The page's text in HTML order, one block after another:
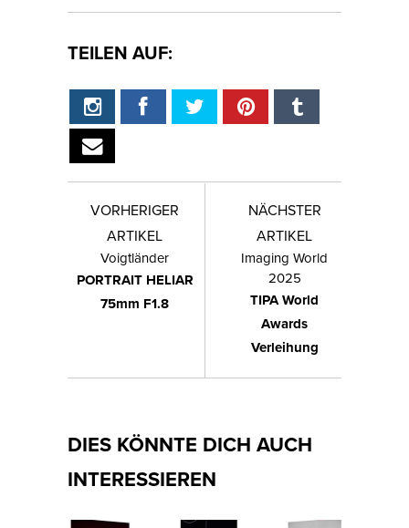
TEILEN AUF:
VORHERIGER
ARTIKEL
Voigtländer
PORTRAIT HELIAR
75mm F1.8
NÄCHSTER
ARTIKEL
Imaging World
2025
TIPA World
Awards
Verleihung
DIES KÖNNTE DICH AUCH
INTERESSIEREN